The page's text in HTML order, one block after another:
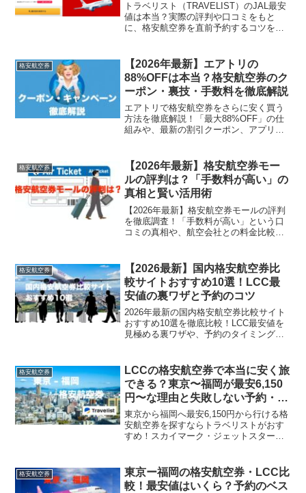
トラベリスト（TRAVELIST）のJAL最安
値は本当？実際の評判や口コミをもと
に、格安航空券を直前予約するコツを徹
っておきたいメリット・デメリットをま
とめました。スカイチケットなど他社と
の比較も紹介します。
格安航空券
【2026年最新】エアトリの
88%OFFは本当？格安航空券のク
ーポン・裏技・手数料を徹底解説
エアトリで格安航空券をさらに安く買う
方法を徹底解説！「最大88%OFF」の仕
組みや、最新の割引クーポン、アプリ限
比較したメリット・デメリットも紹介。
2025年の最安値予約はこの1記事で完璧で
す。
格安航空券
【2026年最新】格安航空券モー
ルの評判は？「手数料が高い」の
真相と賢い活用術
【2026年最新】格安航空券モールの評判
を徹底調査！「手数料が高い」という口
コミの真相や、航空会社との料金比較、
最安値で予約する賢い活用術も紹介。損
をせずに国内航空券を予約したい方は必
見です。
格安航空券
【2026最新】国内格安航空券比
較サイトおすすめ10選！LCC最
安値の裏ワザと予約のコツ
2026年最新の国内格安航空券比較サイト
おすすめ10選を徹底比較！LCC最安値を
見極める裏ワザや、予約のタイミング、
します。航空券選びで迷っている方は必
見です。
格安航空券
LCCの格安航空券で本当に安く旅
できる？東京〜福岡が最安6,150
円〜な理由と失敗しない予約・比
較術を解説
東京から福岡へ最安6,150円から行ける格
安航空券を探すならトラベリストがおす
すめ！スカイマーク・ジェットスター・
格安航空券
東京ー福岡の格安航空券・LCC比
較！最安値はいくら？予約のベス